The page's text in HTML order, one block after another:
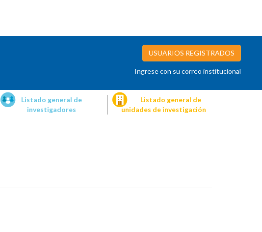
USUARIOS REGISTRADOS
Ingrese con su correo institucional
Listado general de
investigadores
Listado general de
unidades de investigación